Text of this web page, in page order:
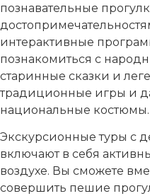
познавательные
интерактивные
познакомиться с
старинные сказки и
традиционные игры и
национальные костюмы.
Экскурсионные туры с
включают в себя
воздухе. Вы сможете
совершить пешие